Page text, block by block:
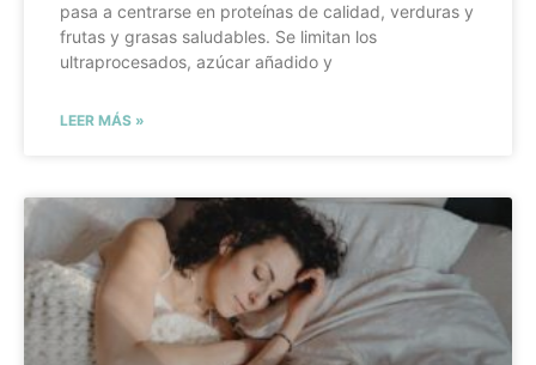
pasa a centrarse en proteínas de calidad, verduras y
frutas y grasas saludables. Se limitan los
ultraprocesados, azúcar añadido y
LEER MÁS »